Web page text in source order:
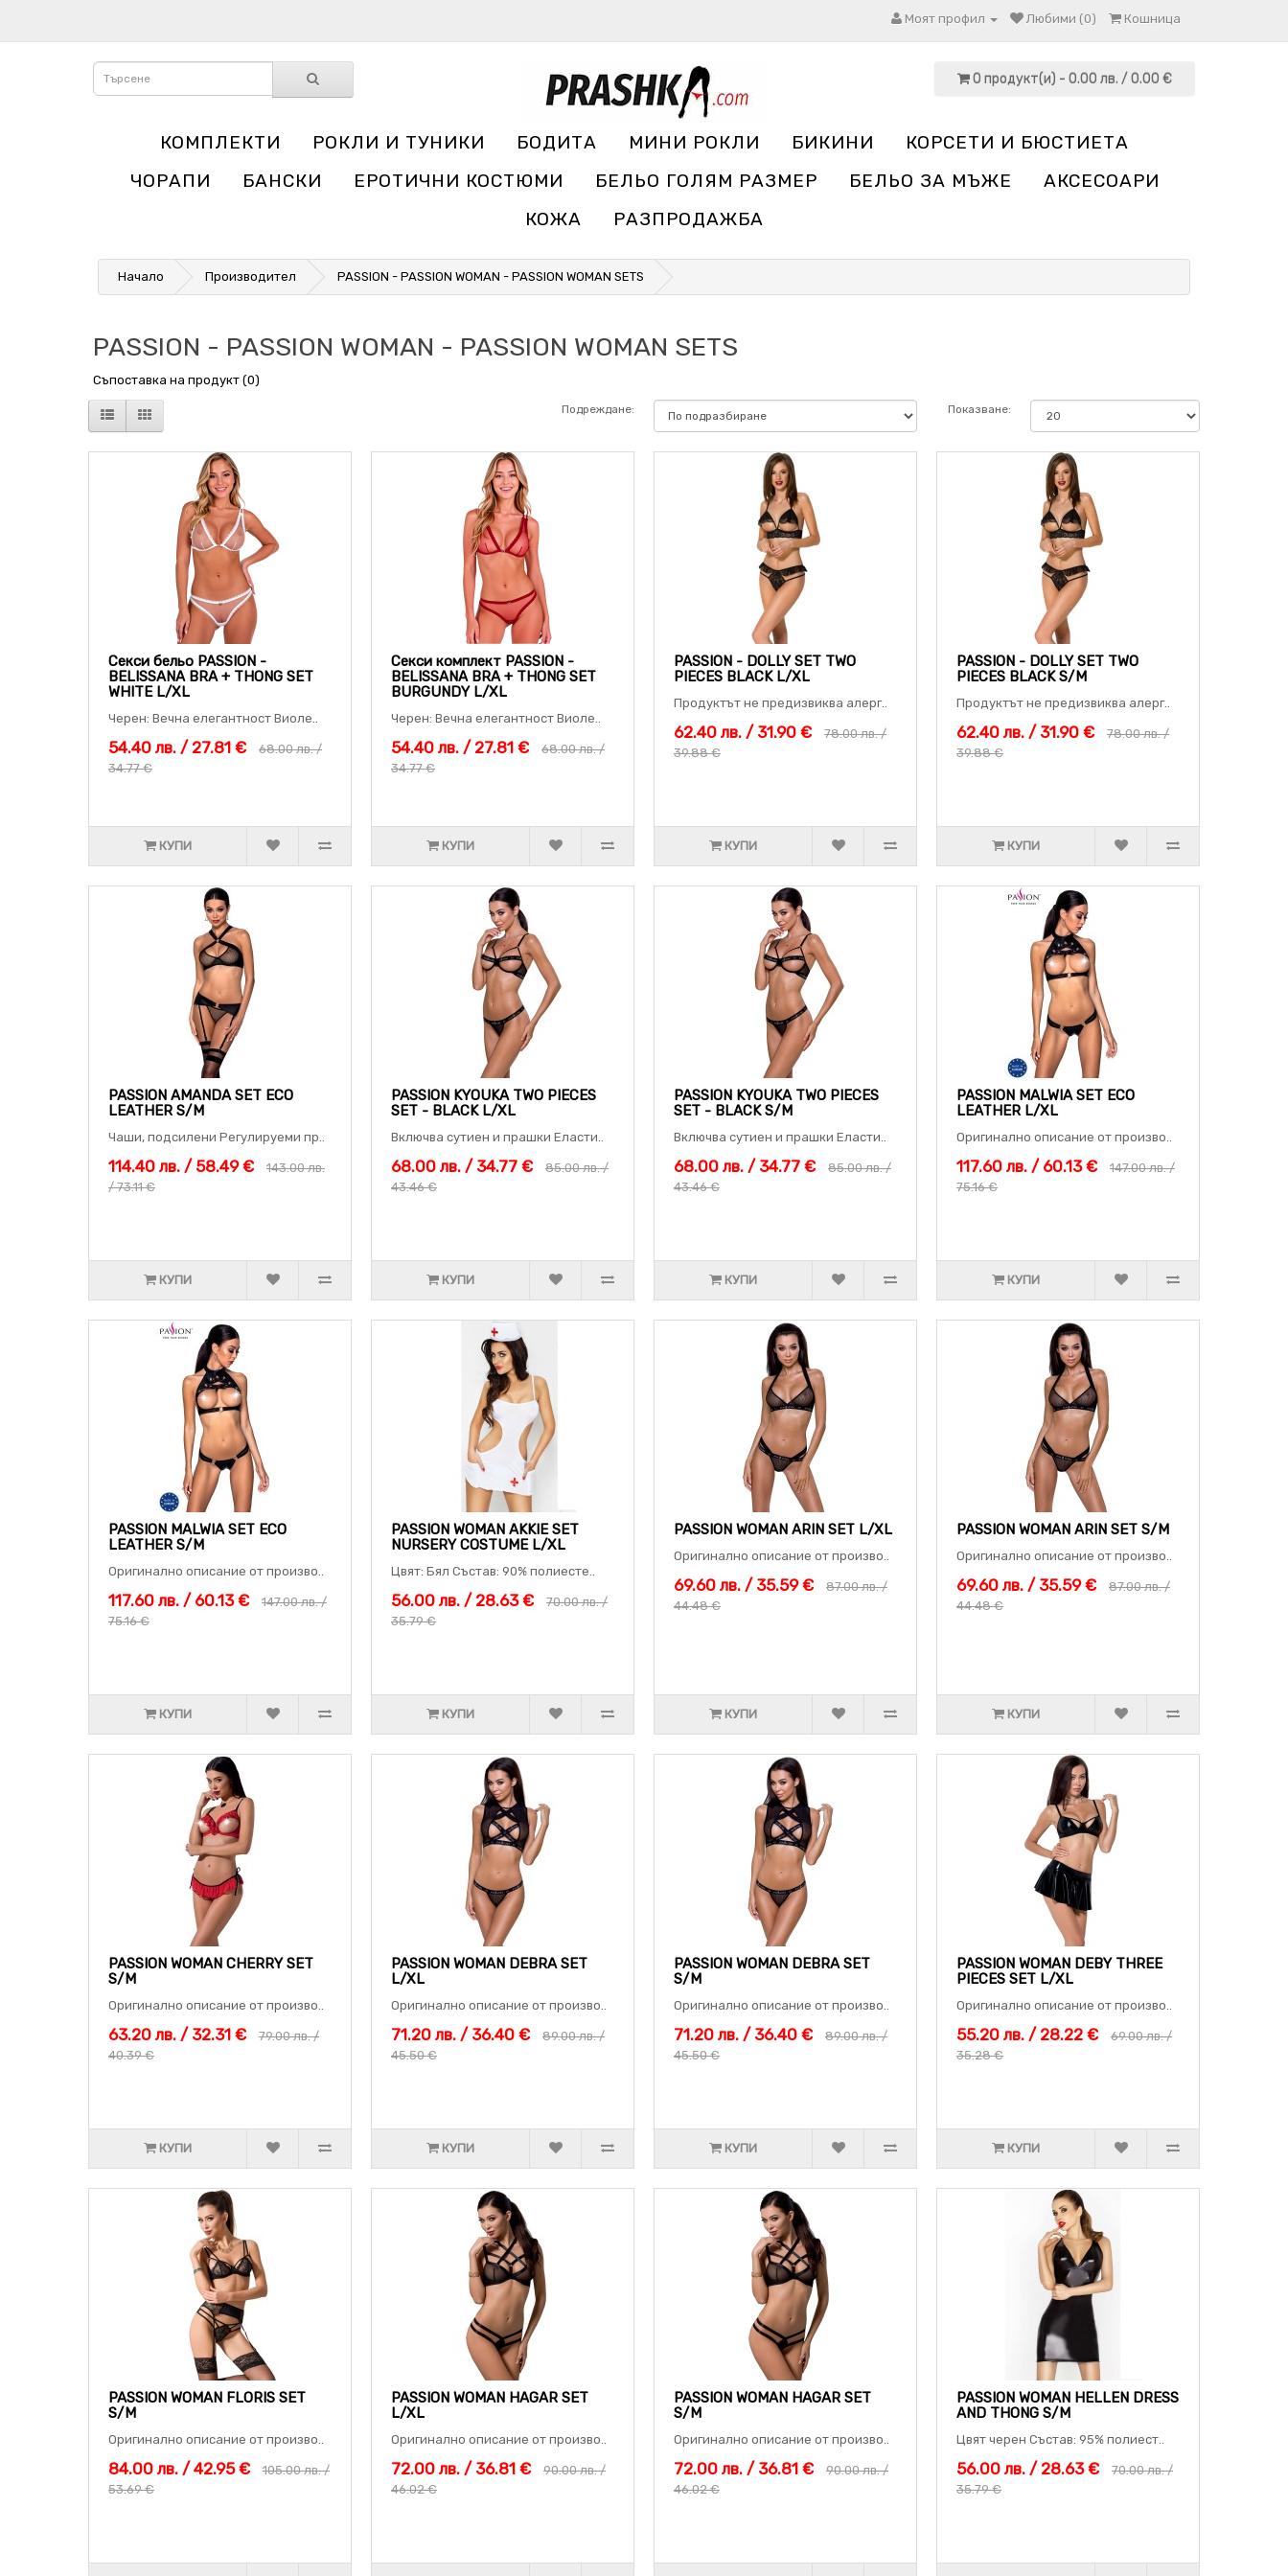
Моят профил Любими (0) Кошница
0 продукт(и) - 0.00 лв. / 0.00 €
КОМПЛЕКТИ РОКЛИ И ТУНИКИ БОДИТА МИНИ РОКЛИ БИКИНИ
КОРСЕТИ И БЮСТИЕТА
ЧОРАПИ
БАНСКИ ЕРОТИЧНИ КОСТЮМИ БЕЛЬО ГОЛЯМ РАЗМЕР БЕЛЬО ЗА МЪЖЕ
АКСЕСОАРИ
КОЖА
РАЗПРОДАЖБА
Начало Производител PASSION - PASSION WOMAN - PASSION WOMAN SETS
PASSION - PASSION WOMAN - PASSION WOMAN SETS
Съпоставка на продукт (0)
Подреждане: Показване:
Секси бельо PASSION -
BELISSANA BRA + THONG SET
WHITE L/XL
Черен: Вечна елегантност Виоле..
54.40 лв. / 27.81 €
68.00 лв. /
34.77 €
КУПИ
Секси комплект PASSION -
BELISSANA BRA + THONG SET
BURGUNDY L/XL
Черен: Вечна елегантност Виоле..
54.40 лв. / 27.81 €
68.00 лв. /
34.77 €
КУПИ
PASSION - DOLLY SET TWO
PIECES BLACK L/XL
Продуктът не предизвиква алерг..
62.40 лв. / 31.90 €
78.00 лв. /
39.88 €
КУПИ
PASSION - DOLLY SET TWO
PIECES BLACK S/M
Продуктът не предизвиква алерг..
62.40 лв. / 31.90 €
78.00 лв. /
39.88 €
КУПИ
PASSION AMANDA SET ECO
LEATHER S/M
Чаши, подсилени Регулируеми пр..
114.40 лв. / 58.49 €
143.00 лв.
/ 73.11 €
КУПИ
PASSION KYOUKA TWO PIECES
SET - BLACK L/XL
Включва сутиен и прашки Еласти..
68.00 лв. / 34.77 €
85.00 лв. /
43.46 €
КУПИ
PASSION KYOUKA TWO PIECES
SET - BLACK S/M
Включва сутиен и прашки Еласти..
68.00 лв. / 34.77 €
85.00 лв. /
43.46 €
КУПИ
PASSION MALWIA SET ECO
LEATHER L/XL
Оригинално описание от произво..
117.60 лв. / 60.13 €
147.00 лв. /
75.16 €
КУПИ
PASSION MALWIA SET ECO
LEATHER S/M
Оригинално описание от произво..
117.60 лв. / 60.13 €
147.00 лв. /
75.16 €
КУПИ
PASSION WOMAN AKKIE SET
NURSERY COSTUME L/XL
Цвят: Бял Състав: 90% полиесте..
56.00 лв. / 28.63 €
70.00 лв. /
35.79 €
КУПИ
PASSION WOMAN ARIN SET L/XL
Оригинално описание от произво..
69.60 лв. / 35.59 €
87.00 лв. /
44.48 €
КУПИ
PASSION WOMAN ARIN SET S/M
Оригинално описание от произво..
69.60 лв. / 35.59 €
87.00 лв. /
44.48 €
КУПИ
PASSION WOMAN CHERRY SET
S/M
Оригинално описание от произво..
63.20 лв. / 32.31 €
79.00 лв. /
40.39 €
КУПИ
PASSION WOMAN DEBRA SET
L/XL
Оригинално описание от произво..
71.20 лв. / 36.40 €
89.00 лв. /
45.50 €
КУПИ
PASSION WOMAN DEBRA SET
S/M
Оригинално описание от произво..
71.20 лв. / 36.40 €
89.00 лв. /
45.50 €
КУПИ
PASSION WOMAN DEBY THREE
PIECES SET L/XL
Оригинално описание от произво..
55.20 лв. / 28.22 €
69.00 лв. /
35.28 €
КУПИ
PASSION WOMAN FLORIS SET
S/M
Оригинално описание от произво..
84.00 лв. / 42.95 €
105.00 лв. /
53.69 €
PASSION WOMAN HAGAR SET
L/XL
Оригинално описание от произво..
72.00 лв. / 36.81 €
90.00 лв. /
46.02 €
PASSION WOMAN HAGAR SET
S/M
Оригинално описание от произво..
72.00 лв. / 36.81 €
90.00 лв. /
46.02 €
PASSION WOMAN HELLEN DRESS
AND THONG S/M
Цвят черен Състав: 95% полиест..
56.00 лв. / 28.63 €
70.00 лв. /
35.79 €